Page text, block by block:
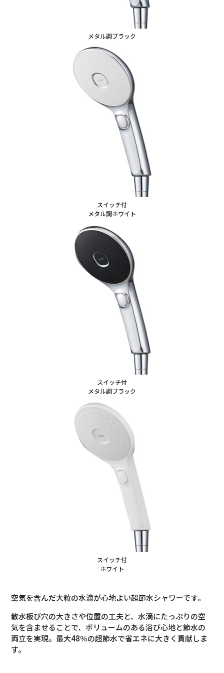
メタル調ブラック
スイッチ付
メタル調ホワイト
スイッチ付
メタル調ブラック
スイッチ付
ホワイト
空気を含んだ大粒の水滴が心地よい超節水シャワーです。
散水板び穴の大きさや位置の工夫と、水滴にたっぷりの空
気を含ませることで、ボリュームのある浴び心地と節水の
両立を実現。最大48％の超節水で省エネに大きく貢献しま
す。